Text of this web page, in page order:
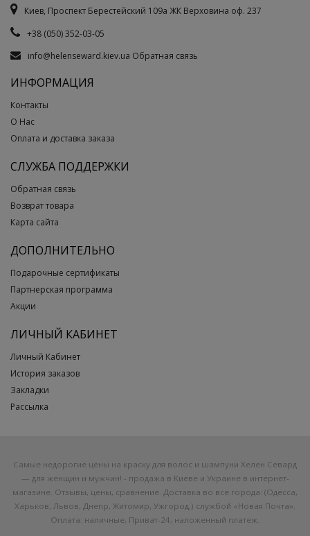
Киев, Проспект Берестейский 109а ЖК Верховина оф. 237
+38 (050) 352-03-05
info@helenseward.kiev.ua Обратная связь
ИНФОРМАЦИЯ
Контакты
О Нас
Оплата и доставка заказа
СЛУЖБА ПОДДЕРЖКИ
Обратная связь
Возврат товара
Карта сайта
ДОПОЛНИТЕЛЬНО
Подарочные сертификаты
Партнерская программа
Акции
ЛИЧНЫЙ КАБИНЕТ
Личный Кабинет
История заказов
Закладки
Рассылка
Самые недорогие цены на краску для волос и шампуни Хелен Севард
— для женщин и мужчин! - продажа в Киеве и Украине в интернет-
магазине. Отзывы, цены, сравнение. Доставка во все города: (Одесса,
Харьков, Львов, Днепр, Житомир, Ужгород,) службой «Новая Почта».
Оплата: наличные, Приват-24, наложенный платеж.